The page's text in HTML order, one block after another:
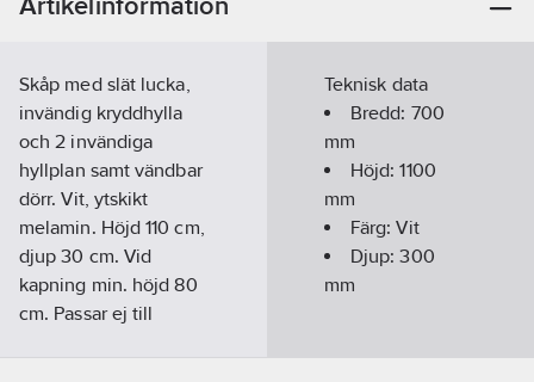
Skåp med slät lucka,
invändig kryddhylla
och 2 invändiga
hyllplan samt vändbar
dörr. Vit, ytskikt
melamin. Höjd 110 cm,
djup 30 cm. Vid
kapning min. höjd 80
cm. Passar ej till
Teknisk data
Bredd: 700
mm
Höjd:1100
mm
Färg:Vit
Djup:300
mm